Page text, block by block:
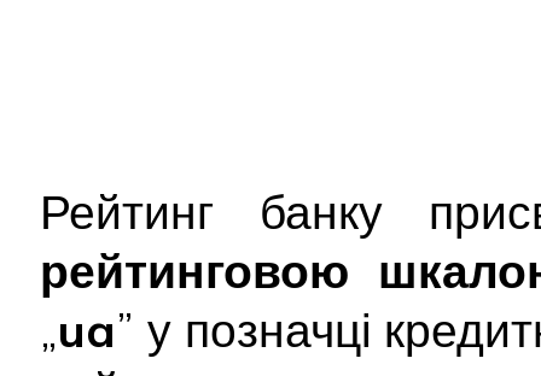
Рейтинг банку
рейтинговою
„ua” у позначці